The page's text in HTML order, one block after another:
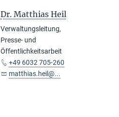
Dr. Matthias Heil
Verwaltungsleitung,
Presse- und
Öffentlichkeitsarbeit
+49 6032 705-260
matthias.heil@...